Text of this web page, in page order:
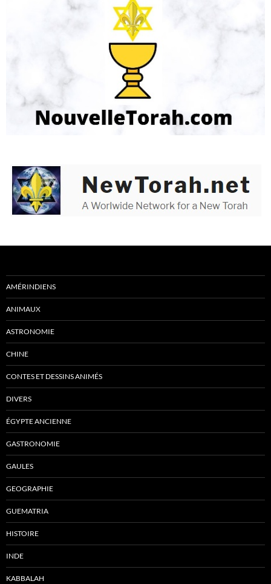
AMÉRINDIENS
ANIMAUX
ASTRONOMIE
CHINE
CONTES ET DESSINS ANIMÉS
DIVERS
ÉGYPTE ANCIENNE
GASTRONOMIE
GAULES
GEOGRAPHIE
GUEMATRIA
HISTOIRE
INDE
KABBALAH